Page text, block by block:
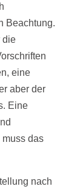
Beachtung.
die
eine
aber der
Eine
das
nach